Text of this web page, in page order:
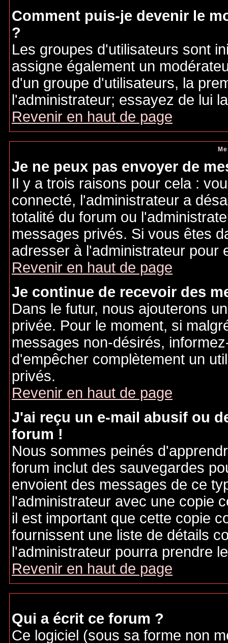
Comment puis-je devenir le
?
Les groupes d'utilisateurs sont
assigne également un
d'un groupe d'utilisateurs, la
l'administrateur; essayez de lui
Revenir en haut de page
Je ne peux pas envoyer de
Il y a trois raisons pour cela :
connecté, l'administrateur a
totalité du forum ou
messages privés. Si vous êtes
adresser à l'administrateur pour
Revenir en haut de page
Je continue de recevoir des
Dans le futur, nous ajouterons
privée. Pour le moment, si
messages non-désirés,
d'empêcher complètement un
privés.
Revenir en haut de page
J'ai reçu un e-mail abusif ou
forum !
Nous sommes peinés
forum inclut des sauvegardes
envoient des messages de ce
l'administrateur avec une copie
il est important que cette copie
fournissent une liste de détails
l'administrateur pourra prendre
Revenir en haut de page
Qui a écrit ce forum ?
Ce logiciel (sous sa forme non